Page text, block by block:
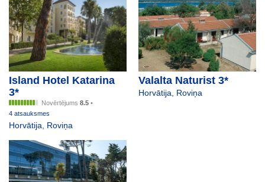
Island Hotel Katarina
3*
Novērtējums 8.5 •
4 atsauksmes
Horvātija, Roviņa
Valalta Naturist 3*
Horvātija, Roviņa